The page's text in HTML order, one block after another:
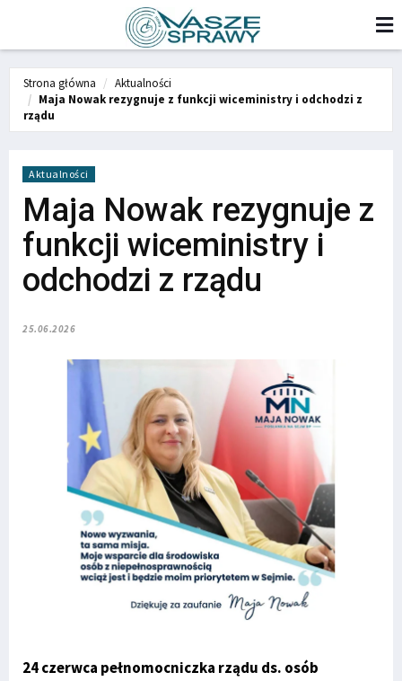
Strona główna
Aktualności
Maja Nowak rezygnuje z funkcji wiceministry i odchodzi z
rządu
Aktualności
Maja Nowak rezygnuje z
funkcji wiceministry i
odchodzi z rządu
25.06.2026
24 czerwca pełnomocniczka rządu ds. osób